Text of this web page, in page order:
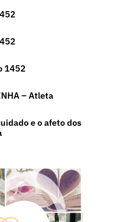
1452
– Atleta
e o afeto dos